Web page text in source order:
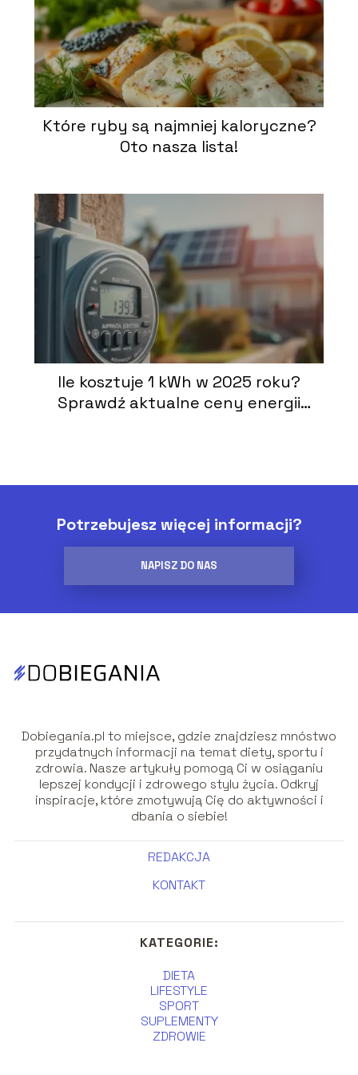
Które ryby są najmniej kaloryczne?
Oto nasza lista!
Ile kosztuje 1 kWh w 2025 roku?
Sprawdź aktualne ceny energii
Potrzebujesz więcej informacji?
NAPISZ DO NAS
Dobiegania.pl to miejsce, gdzie znajdziesz mnóstwo
przydatnych informacji na temat diety, sportu i
zdrowia. Nasze artykuły pomogą Ci w osiąganiu
lepszej kondycji i zdrowego stylu życia. Odkryj
inspiracje, które zmotywują Cię do aktywności i
dbania o siebie!
REDAKCJA
KONTAKT
KATEGORIE:
DIETA
LIFESTYLE
SPORT
SUPLEMENTY
ZDROWIE